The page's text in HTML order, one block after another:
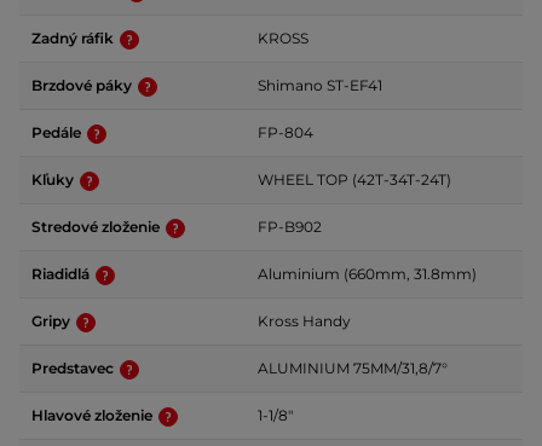
Zadný ráfik KROSS
Brzdové páky Shimano ST-EF41
Pedále FP-804
Kľuky WHEEL TOP (42T-34T-24T)
Stredové zloženie FP-B902
Riadidlá Aluminium (660mm, 31.8mm)
Gripy Kross Handy
Predstavec ALUMINIUM 75MM/31,8/7°
Hlavové zloženie 1-1/8"